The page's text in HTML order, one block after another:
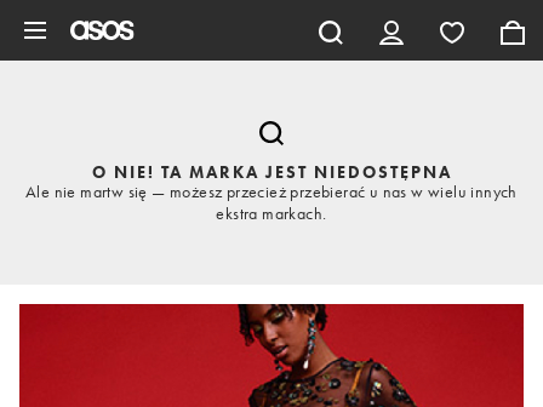
O NIE! TA MARKA JEST NIEDOSTĘPNA
Ale nie martw się — możesz przecież przebierać u nas w wielu innych
ekstra markach.